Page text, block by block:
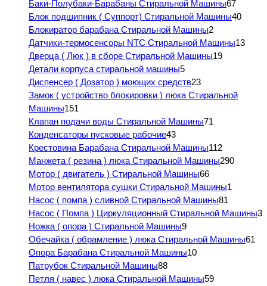
Баки-Полубаки-Барабаны Стиральной Машины67
Блок подшипник ( Суппорт) Стиральной Машины40
Блокиратор барабана Стиральной Машины2
Датчики-термосенсоры NTC Стиральной Машины13
Дверца ( Люк ) в сборе Стиральной Машины19
Детали корпуса стиральной машины5
Диспенсер ( Дозатор ) моющих средств23
Замок ( устройство блокировки ) люка Стиральной
Машины151
Клапан подачи воды Стиральной Машины71
Конденсаторы пусковые рабочие43
Крестовина Барабана Стиральной Машины112
Манжета ( резина ) люка Стиральной Машины290
Мотор ( двигатель ) Стиральной Машины66
Мотор вентилятора сушки Стиральной Машины1
Насос ( помпа ) сливной Стиральной Машины81
Насос ( Помпа ) Циркуляционный Стиральной Машины3
Ножка ( опора ) Стиральной Машины9
Обечайка ( обрамление ) люка Стиральной Машины61
Опора Барабана Стиральной Машины10
Патрубок Стиральной Машины88
Петля ( навес ) люка Стиральной Машины59